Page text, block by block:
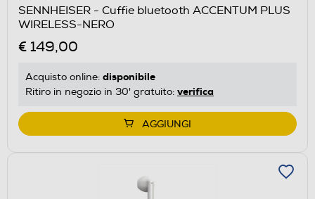
SENNHEISER - Cuffie bluetooth ACCENTUM PLUS
WIRELESS-NERO
€ 149,00
Acquisto online: disponibile
Ritiro in negozio in 30' gratuito: verifica
AGGIUNGI